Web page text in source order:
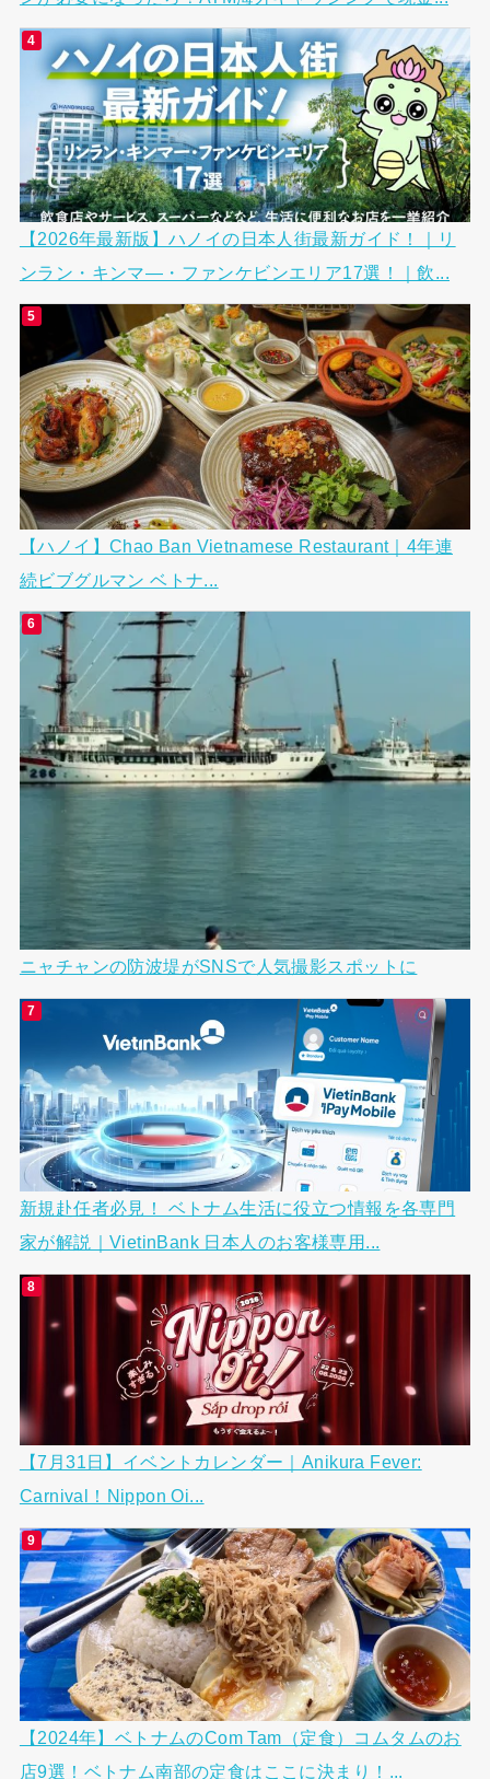
【2026年最新版】ハノイの日本人街最新ガイド！｜リ
ンラン・キンマ―・ファンケビンエリア17選！｜飲...
【ハノイ】Chao Ban Vietnamese Restaurant｜4年連
続ビブグルマン ベトナ...
ニャチャンの防波堤がSNSで人気撮影スポットに
新規赴任者必見！ ベトナム生活に役立つ情報を各専門
家が解説｜VietinBank 日本人のお客様専用...
【7月31日】イベントカレンダー｜Anikura Fever:
Carnival！Nippon Oi...
【2024年】ベトナムのCom Tam（定食）コムタムのお
店9選！ベトナム南部の定食はここに決まり！...